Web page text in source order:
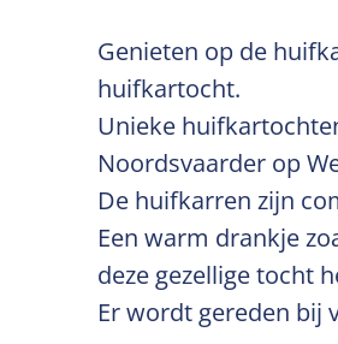
Genieten op de
huifkartocht.
Unieke
Noordsvaarder op
De huifkarren zijn
Een warm drankje
deze gezellige tocht
Er wordt gereden bij